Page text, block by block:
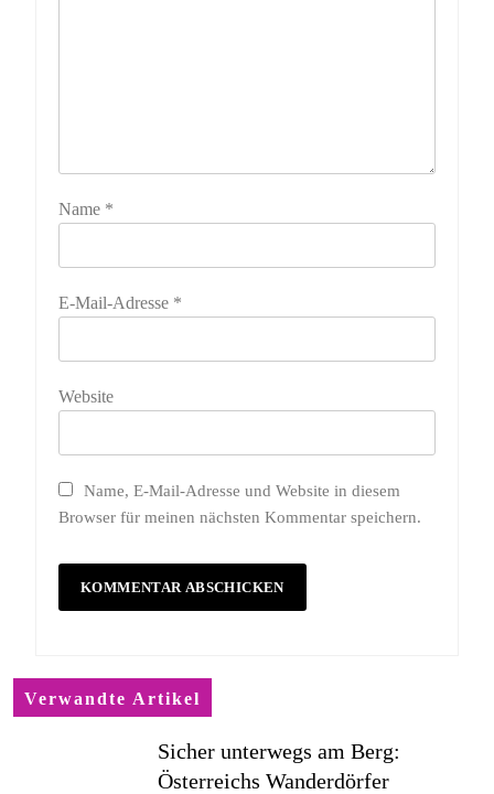
Name *
E-Mail-Adresse *
Website
Name, E-Mail-Adresse und Website in diesem
Browser für meinen nächsten Kommentar speichern.
Verwandte Artikel
Sicher unterwegs am Berg:
Österreichs Wanderdörfer